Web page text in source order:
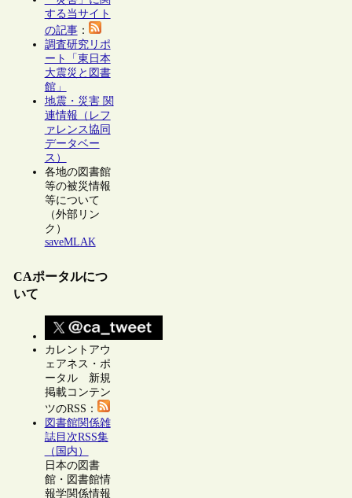
する当サイト
の記事：
調査研究リポ
ート「東日本
大震災と図書
館」
地震・災害 関
連情報（レフ
ァレンス協同
データベー
ス）
各地の図書館
等の被災情報
等について
（外部リン
ク）
saveMLAK
CAポータルにつ
いて
カレントアウ
ェアネス・ポ
ータル 新規
掲載コンテン
ツのRSS：
図書館関係雑
誌目次RSS集
（国内）
日本の図書
館・図書館情
報学関係情報